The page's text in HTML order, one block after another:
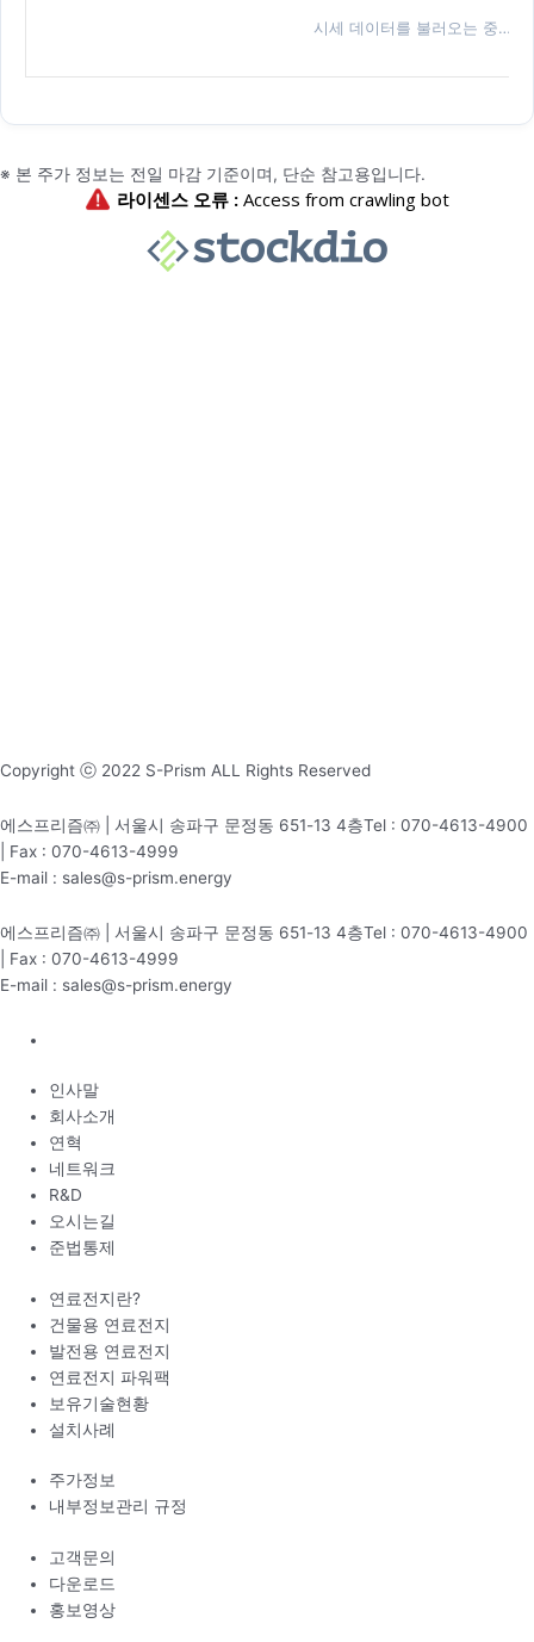
시세 데이터를 불러오는 중…
※ 본 주가 정보는 전일 마감 기준이며, 단순 참고용입니다.
Copyright ⓒ 2022 S-Prism ALL Rights Reserved
에스프리즘㈜ | 서울시 송파구 문정동 651-13 4층Tel : 070-4613-4900
| Fax : 070-4613-4999
E-mail : sales@s-prism.energy
에스프리즘㈜ | 서울시 송파구 문정동 651-13 4층Tel : 070-4613-4900
| Fax : 070-4613-4999
E-mail : sales@s-prism.energy
인사말
회사소개
연혁
네트워크
R&D
오시는길
준법통제
연료전지란?
건물용 연료전지
발전용 연료전지
연료전지 파워팩
보유기술현황
설치사례
주가정보
내부정보관리 규정
고객문의
다운로드
홍보영상